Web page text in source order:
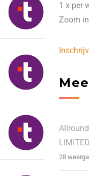
1 x per
Zoom
28